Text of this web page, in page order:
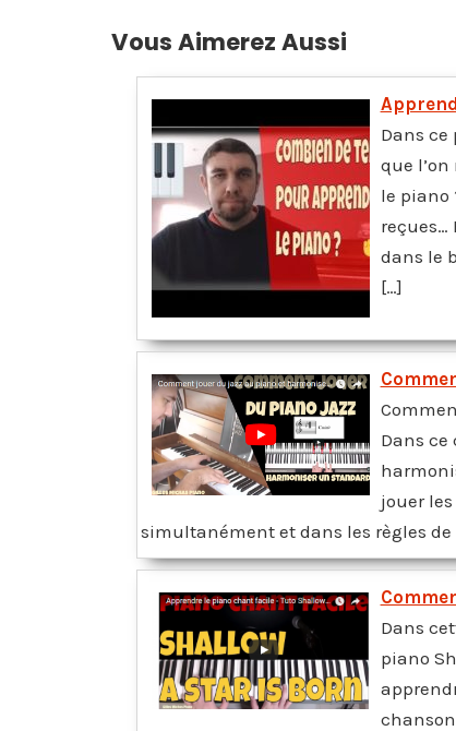
Vous Aimerez Aussi
Dans
que
le piano
reçues…
dans le
[…]
Dans
jouer
simultanément et dans les règles de
Dans
piano